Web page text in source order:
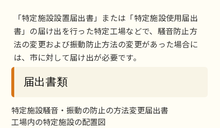
「特定施設設置届出書」または「特定施設使用届出
書」の届け出を行った特定工場などで、騒音防止方
法の変更および振動防止方法の変更があった場合に
は、市に対して届け出が必要です。
届出書類
特定施設騒音・振動の防止の方法変更届出書
工場内の特定施設の配置図